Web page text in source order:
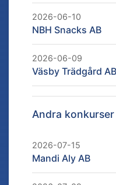
2026-06-10
NBH Snacks AB
2026-06-09
Väsby Trädgård AB
Andra
2026-07-15
Mandi Aly AB